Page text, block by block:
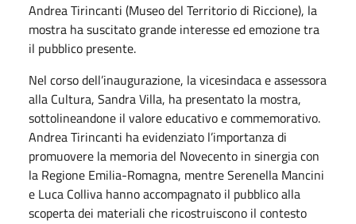
Andrea Tirincanti (Museo del Territorio di Riccione), la
mostra ha suscitato grande interesse ed emozione tra
il pubblico presente.
Nel corso dell’inaugurazione, la vicesindaca e assessora
alla Cultura, Sandra Villa, ha presentato la mostra,
sottolineandone il valore educativo e commemorativo.
Andrea Tirincanti ha evidenziato l’importanza di
promuovere la memoria del Novecento in sinergia con
la Regione Emilia-Romagna, mentre Serenella Mancini
e Luca Colliva hanno accompagnato il pubblico alla
scoperta dei materiali che ricostruiscono il contesto